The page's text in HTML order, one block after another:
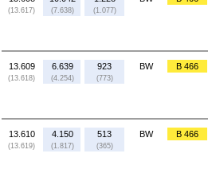
(13.617) (7.638) (1.077)
13.609
(13.618)
6.639
(4.254)
923
(773)
BW B 466
13.610
(13.619)
4.150
(1.817)
513
(365)
BW B 466